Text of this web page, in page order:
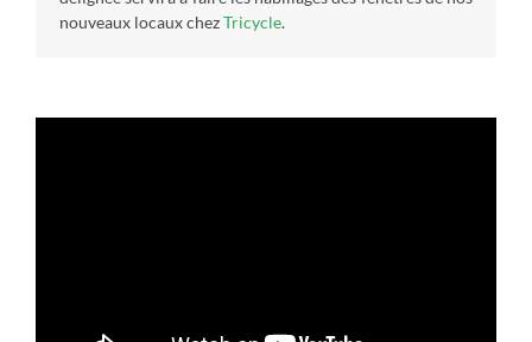
nouveaux locaux chezTricycle.